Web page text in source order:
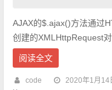
AJAX的$.ajax()方法通过
创建的XMLHttpRequest
阅读全文
code 2020年1月14